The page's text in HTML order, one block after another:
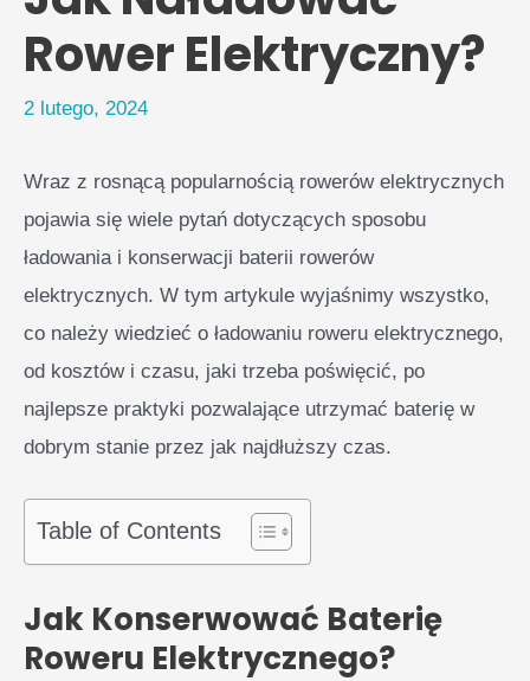
Rower Elektryczny?
2 lutego, 2024
Wraz z rosnącą popularnością rowerów elektrycznych
pojawia się wiele pytań dotyczących sposobu
ładowania i konserwacji baterii rowerów
elektrycznych. W tym artykule wyjaśnimy wszystko,
co należy wiedzieć o ładowaniu roweru elektrycznego,
od kosztów i czasu, jaki trzeba poświęcić, po
najlepsze praktyki pozwalające utrzymać baterię w
dobrym stanie przez jak najdłuższy czas.
Table of Contents
Jak Konserwować Baterię
Roweru Elektrycznego?